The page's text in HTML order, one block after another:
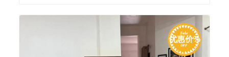
优惠价%